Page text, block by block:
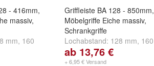
- 416mm,
massiv,
mm, 160
Griffleiste BA 128 - 850mm,
Möbelgriffe Eiche massiv,
Schrankgriffe
Lochabstand: 128 mm, 160
mm ,192 mm und
ab 13,76 €
+ 6,95 € Versand